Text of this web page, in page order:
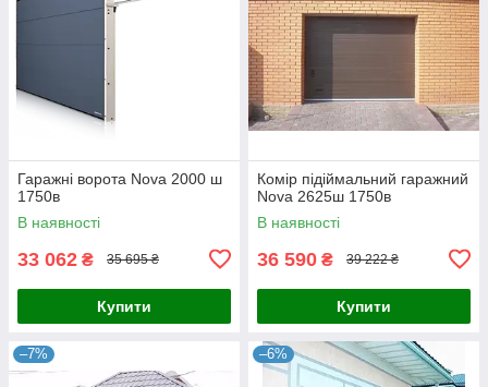
Гаражні ворота Nova 2000 ш
1750в
В наявності
33 062 ₴ 35 695 ₴
Купити
Комір підіймальний гаражний
Nova 2625ш 1750в
В наявності
36 590 ₴ 39 222 ₴
Купити
–7% –6%